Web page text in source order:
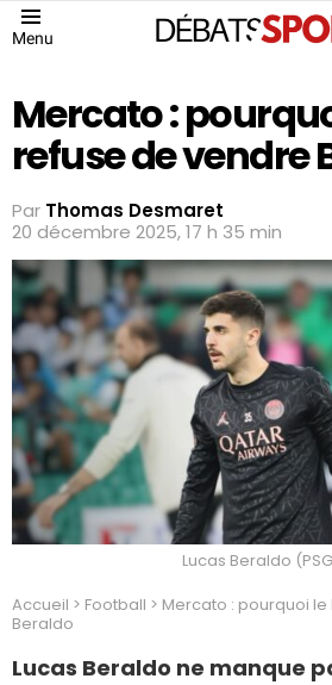
Menu
Mercato :
refuse de vendre
Par Thomas Desmaret
20 décembre 2025, 17 h 35 min
Lucas Beraldo
Accueil > Football > Mercato : pourquoi le
Beraldo
Lucas Beraldo ne manque